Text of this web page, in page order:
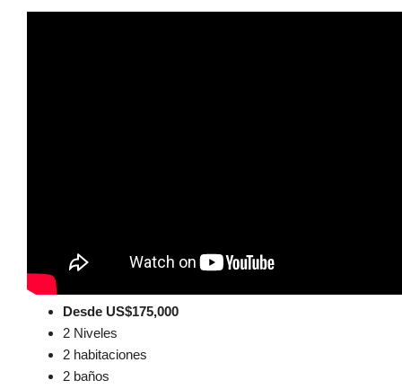
Desde US$175,000
2 Niveles
2 habitaciones
2 baños